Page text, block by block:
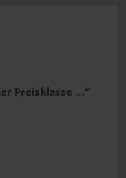
Preisklasse …“